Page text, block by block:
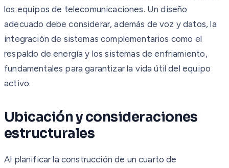
los equipos de telecomunicaciones. Un diseño
adecuado debe considerar, además de voz y datos, la
integración de sistemas complementarios como el
respaldo de energía y los sistemas de enfriamiento,
fundamentales para garantizar la vida útil del equipo
activo.
Ubicación y consideraciones
estructurales
Al planificar la construcción de un cuarto de